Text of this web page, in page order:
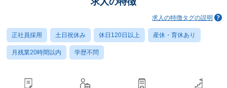
求人の特徴タグの説明
正社員採用 土日祝休み 休日120日以上 産休・育休あり
月残業20時間以内 学歴不問